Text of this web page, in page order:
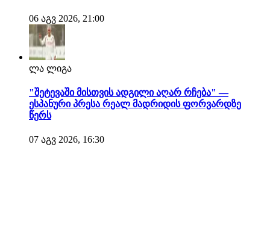
06 აგვ 2026, 21:00
ლა ლიგა
"შეტევაში მისთვის ადგილი აღარ რჩება" —
ესპანური პრესა რეალ მადრიდის ფორვარდზე
წერს
07 აგვ 2026, 16:30